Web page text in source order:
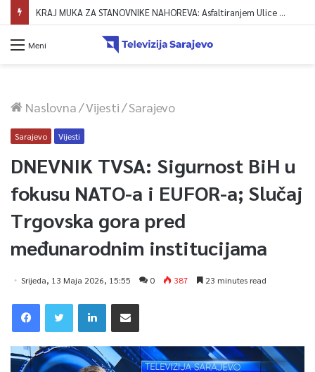
KRAJ MUKA ZA STANOVNIKE NAHOREVA: Asfaltiranjem Ulice Vranica brijeg spajaju se gornji i središnji dio naselja
Meni
Naslovna/Vijesti/Sarajevo
Sarajevo Vijesti
DNEVNIK TVSA: Sigurnost BiH u
fokusu NATO-a i EUFOR-a; Slučaj
Trgovska gora pred
međunarodnim institucijama
Srijeda, 13 Maja 2026, 15:55 0 387 23 minutes read